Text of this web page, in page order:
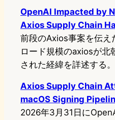
OpenAI Impacted by
Axios Supply Chain
前段のAxios事案を伝え
ロード規模のaxiosが北
された経緯を詳述する。
Axios Supply Chain
macOS Signing
2026年3月31日に